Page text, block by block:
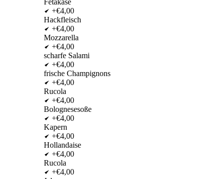
+€4,00
Hackfleisch
+€4,00
Mozzarella
+€4,00
scharfe Salami
+€4,00
frische Champignons
+€4,00
Rucola
+€4,00
Bolognesesoße
+€4,00
Kapern
+€4,00
Hollandaise
+€4,00
Rucola
+€4,00